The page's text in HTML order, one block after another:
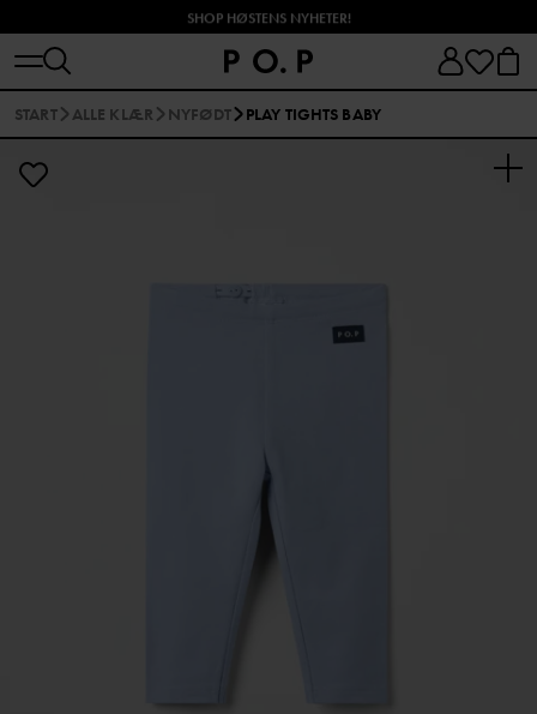
SHOP HØSTENS NYHETER!
START ALLE KLÆR NYFØDT PLAY TIGHTS BABY